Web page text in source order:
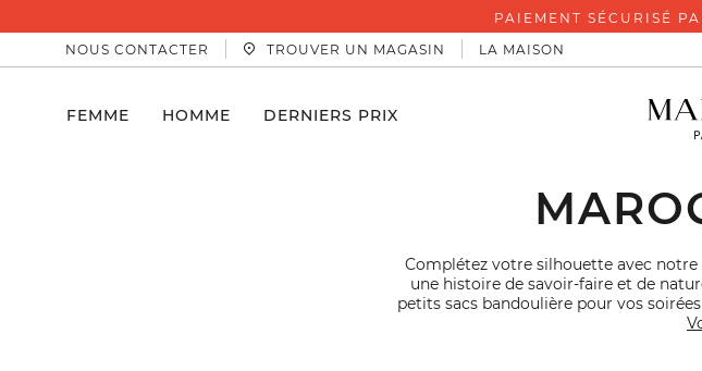
PAIEMENT SÉCURISÉ
NOUS CONTACTER
TROUVER UN MAGASIN LA MAISON
FEMME HOMME DERNIERS PRIX
Complétez votre silhouette avec
une histoire de savoir-faire et de
petits sacs bandoulière pour vos